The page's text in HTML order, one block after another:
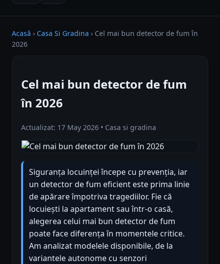
Acasă › Casa Si Gradina › Cel mai bun detector de fum în
2026
Cel mai bun detector de fum
în 2026
Actualizat: 17 May 2026 • Casa si gradina
Siguranța locuinței începe cu prevenția, iar
un detector de fum eficient este prima linie
de apărare împotriva tragediilor. Fie că
locuiești la apartament sau într-o casă,
alegerea celui mai bun detector de fum
poate face diferența în momentele critice.
Am analizat modelele disponibile, de la
variantele autonome cu senzori